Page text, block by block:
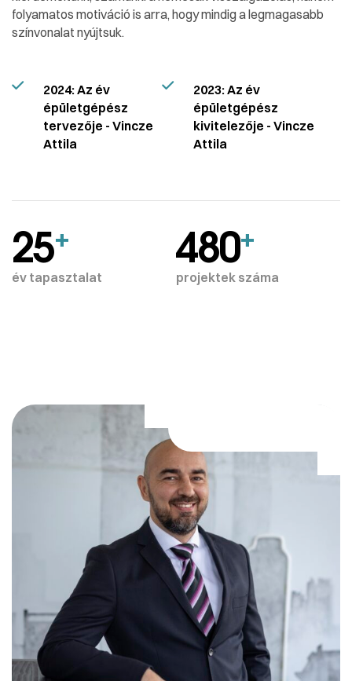
folyamatos motiváció is arra, hogy mindig a legmagasabb
színvonalat nyújtsuk.
2024: Az év
épületgépész
tervezője - Vincze
Attila
2023: Az év
épületgépész
kivitelezője - Vincze
Attila
év tapasztalat
25+
projektek száma
480+